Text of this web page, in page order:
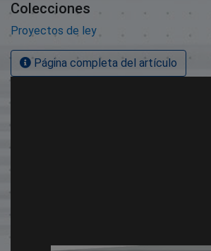
Colecciones
Proyectos de ley
Página completa del artículo